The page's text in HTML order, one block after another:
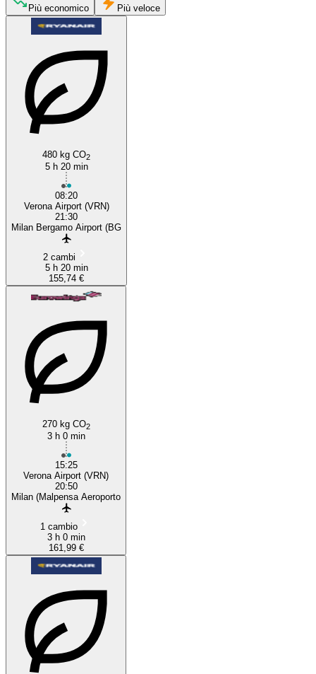
Milan
Più economico Più veloce
480 kg CO2
5 h 20 min
08:20
Verona Airport (VRN)
21:30
Milan Bergamo Airport (BG
2 cambi
5 h 20 min
155,74 €
270 kg CO2
3 h 0 min
15:25
Verona Airport (VRN)
20:50
Milan (Malpensa Aeroporto
1 cambio
3 h 0 min
161,99 €